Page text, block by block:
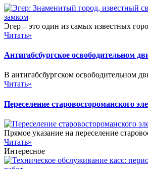
Эгер – это один из самых известных
Читать»
Антигабсбургское освободительном
В антигабсбургском освободительном
Читать»
Переселение старовостороманского
Прямое указание на переселение
Читать»
Интересное